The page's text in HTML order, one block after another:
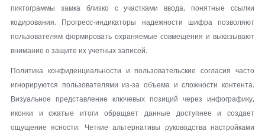
пиктограммы замка близко с участками ввода, понятные ссылки
кодирования. Прогресс-индикаторы надежности шифра позволяют
пользователям формировать охраняемые совмещения и выказывают
внимание о защите их учетных записей.
Политика конфиденциальности и пользовательские согласия часто
игнорируются пользователями из-за объема и сложности контента.
Визуальное представление ключевых позиций через инфографику,
иконки и сжатые итоги обращает данные доступнее и создает
ощущение ясности. Четкие альтернативы руководства настройками